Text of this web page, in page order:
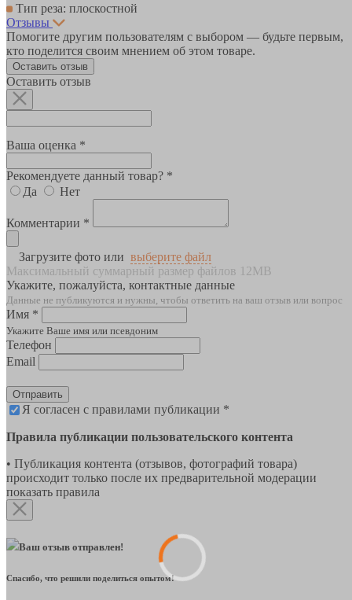
Тип реза: плоскостной
Отзывы
Помогите другим пользователям с выбором — будьте первым,
кто поделится своим мнением об этом товаре.
Оставить отзыв
Оставить отзыв
Ваша оценка *
Рекомендуете данный товар? *
Да
Нет
Комментарии *
Загрузите фото или выберите файл
Максимальный суммарный размер файлов 12MB
Укажите, пожалуйста, контактные данные
Данные не публикуются и нужны, чтобы ответить на ваш отзыв или вопрос
Имя *
Укажите Ваше имя или псевдоним
Телефон
Email
Отправить
Я согласен с правилами публикации *
Правила публикации пользовательского контента
• Публикация контента (отзывов, фотографий товара)
происходит только после их предварительной модерации
показать правила
Ваш отзыв отправлен!
Спасибо, что решили поделиться опытом!